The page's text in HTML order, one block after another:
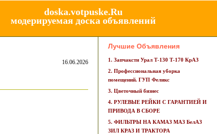
doska.votpuske.Ru
модерируемая доска объявлений
16.06.2026
Лучшие Объявления
1. Запчаксти Урал Т-130 Т-170 КрАЗ
2. Профессиональная уборка
помещений. ГУП Феликс
3. Цветочный бизнес
4. РУЛЕВЫЕ РЕЙКИ С ГАРАНТИЕЙ И
ПРИВОДА В СБОРЕ
5. ФИЛЬТРЫ НА КАМАЗ МАЗ БелАЗ
ЗИЛ КРАЗ И ТРАКТОРА